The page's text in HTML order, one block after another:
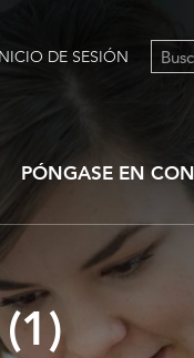
DE SESIÓN
PÓNGASE EN